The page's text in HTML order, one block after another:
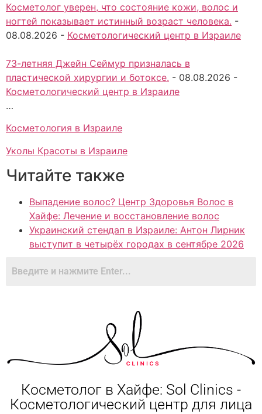
Косметолог уверен, что состояние кожи, волос и
ногтей показывает истинный возраст человека. -
08.08.2026 - Косметологический центр в Израиле
73-летняя Джейн Сеймур призналась в
пластической хирургии и ботоксе. - 08.08.2026 -
Косметологический центр в Израиле
…
Косметология в Израиле
Уколы Красоты в Израиле
Читайте также
Выпадение волос? Центр Здоровья Волос в
Хайфе: Лечение и восстановление волос
Украинский стендап в Израиле: Антон Лирник
выступит в четырёх городах в сентябре 2026
Косметолог в Хайфе: Sol Clinics -
Косметологический центр для лица